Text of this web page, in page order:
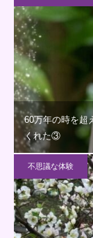
60万年の時を超
くれた③
不思議な体験